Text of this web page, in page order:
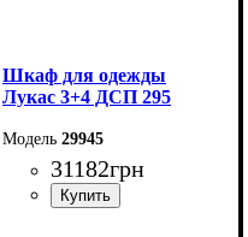
Шкаф для одежды
Лукас 3+4 ДСП 295
29945
31182грн